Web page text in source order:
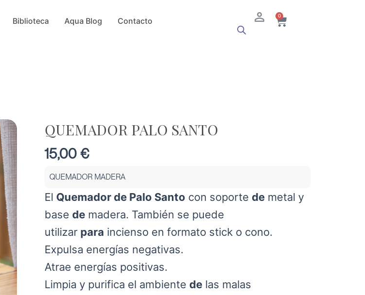
Biblioteca Aqua Blog Contacto
0 Cart
QUEMADOR PALO SANTO
15,00€
QUEMADOR MADERA
El Quemador de Palo Santo con soporte de metal y
base de madera. También se puede
utilizar para incienso en formato stick o cono.
Expulsa energías negativas.
Atrae energías positivas.
Limpia y purifica el ambiente de las malas